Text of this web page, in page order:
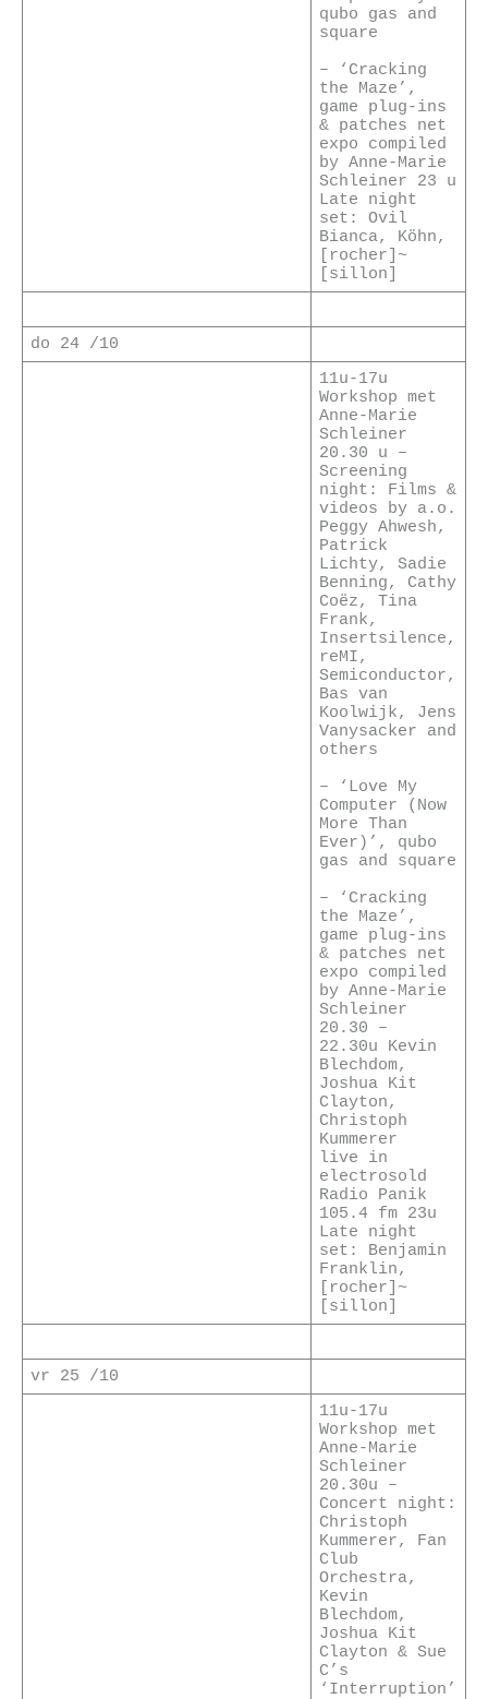
qubo gas and
square
– ‘Cracking
the Maze’,
game plug-ins
& patches net
expo compiled
by Anne-Marie
Schleiner 23 u
Late night
set: Ovil
Bianca, Köhn,
[rocher]~
[sillon]
do 24 /10
11u-17u
Workshop met
Anne-Marie
Schleiner
20.30 u –
Screening
night: Films &
videos by a.o.
Peggy Ahwesh,
Patrick
Lichty, Sadie
Benning, Cathy
Coëz, Tina
Frank,
Insertsilence,
reMI,
Semiconductor,
Bas van
Koolwijk, Jens
Vanysacker and
others
– ‘Love My
Computer (Now
More Than
Ever)’, qubo
gas and square
– ‘Cracking
the Maze’,
game plug-ins
& patches net
expo compiled
by Anne-Marie
Schleiner
20.30 –
22.30u Kevin
Blechdom,
Joshua Kit
Clayton,
Christoph
Kummerer
live in
electrosold
Radio Panik
105.4 fm 23u
Late night
set: Benjamin
Franklin,
[rocher]~
[sillon]
vr 25 /10
11u-17u
Workshop met
Anne-Marie
Schleiner
20.30u –
Concert night:
Christoph
Kummerer, Fan
Club
Orchestra,
Kevin
Blechdom,
Joshua Kit
Clayton & Sue
C’s
‘Interruption’